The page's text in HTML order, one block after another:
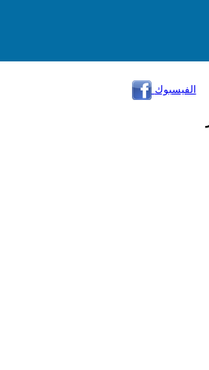
الفيسبوك